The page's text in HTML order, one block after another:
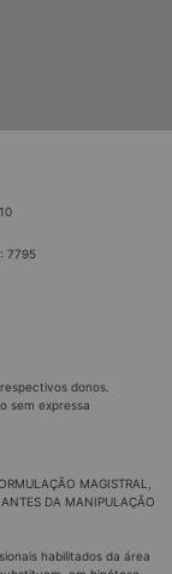
7795
donos.
sem expressa
MAGISTRAL,
DA MANIPULAÇÃO
habilitados da área